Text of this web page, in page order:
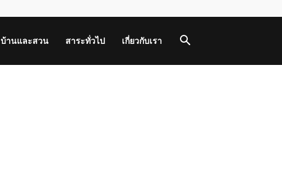
บ้านและสวน สาระทั่วไป เกี่ยวกับเรา